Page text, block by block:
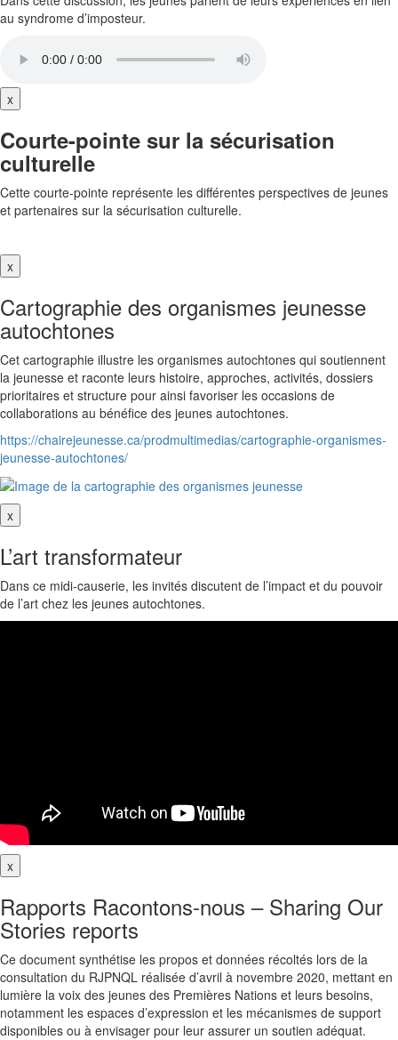
au syndrome d’imposteur.
x
Courte-pointe sur la sécurisation
culturelle
Cette courte-pointe représente les différentes perspectives de jeunes
et partenaires sur la sécurisation culturelle.
x
Cartographie des organismes jeunesse
autochtones
Cet cartographie illustre les organismes autochtones qui soutiennent
la jeunesse et raconte leurs histoire, approches, activités, dossiers
prioritaires et structure pour ainsi favoriser les occasions de
collaborations au bénéfice des jeunes autochtones.
https://chairejeunesse.ca/prodmultimedias/cartographie-organismes-
jeunesse-autochtones/
x
L’art transformateur
Dans ce midi-causerie, les invités discutent de l’impact et du pouvoir
de l’art chez les jeunes autochtones.
x
Rapports Racontons-nous – Sharing Our
Stories reports
Ce document synthétise les propos et données récoltés lors de la
consultation du RJPNQL réalisée d’avril à novembre 2020, mettant en
lumière la voix des jeunes des Premières Nations et leurs besoins,
notamment les espaces d’expression et les mécanismes de support
disponibles ou à envisager pour leur assurer un soutien adéquat.